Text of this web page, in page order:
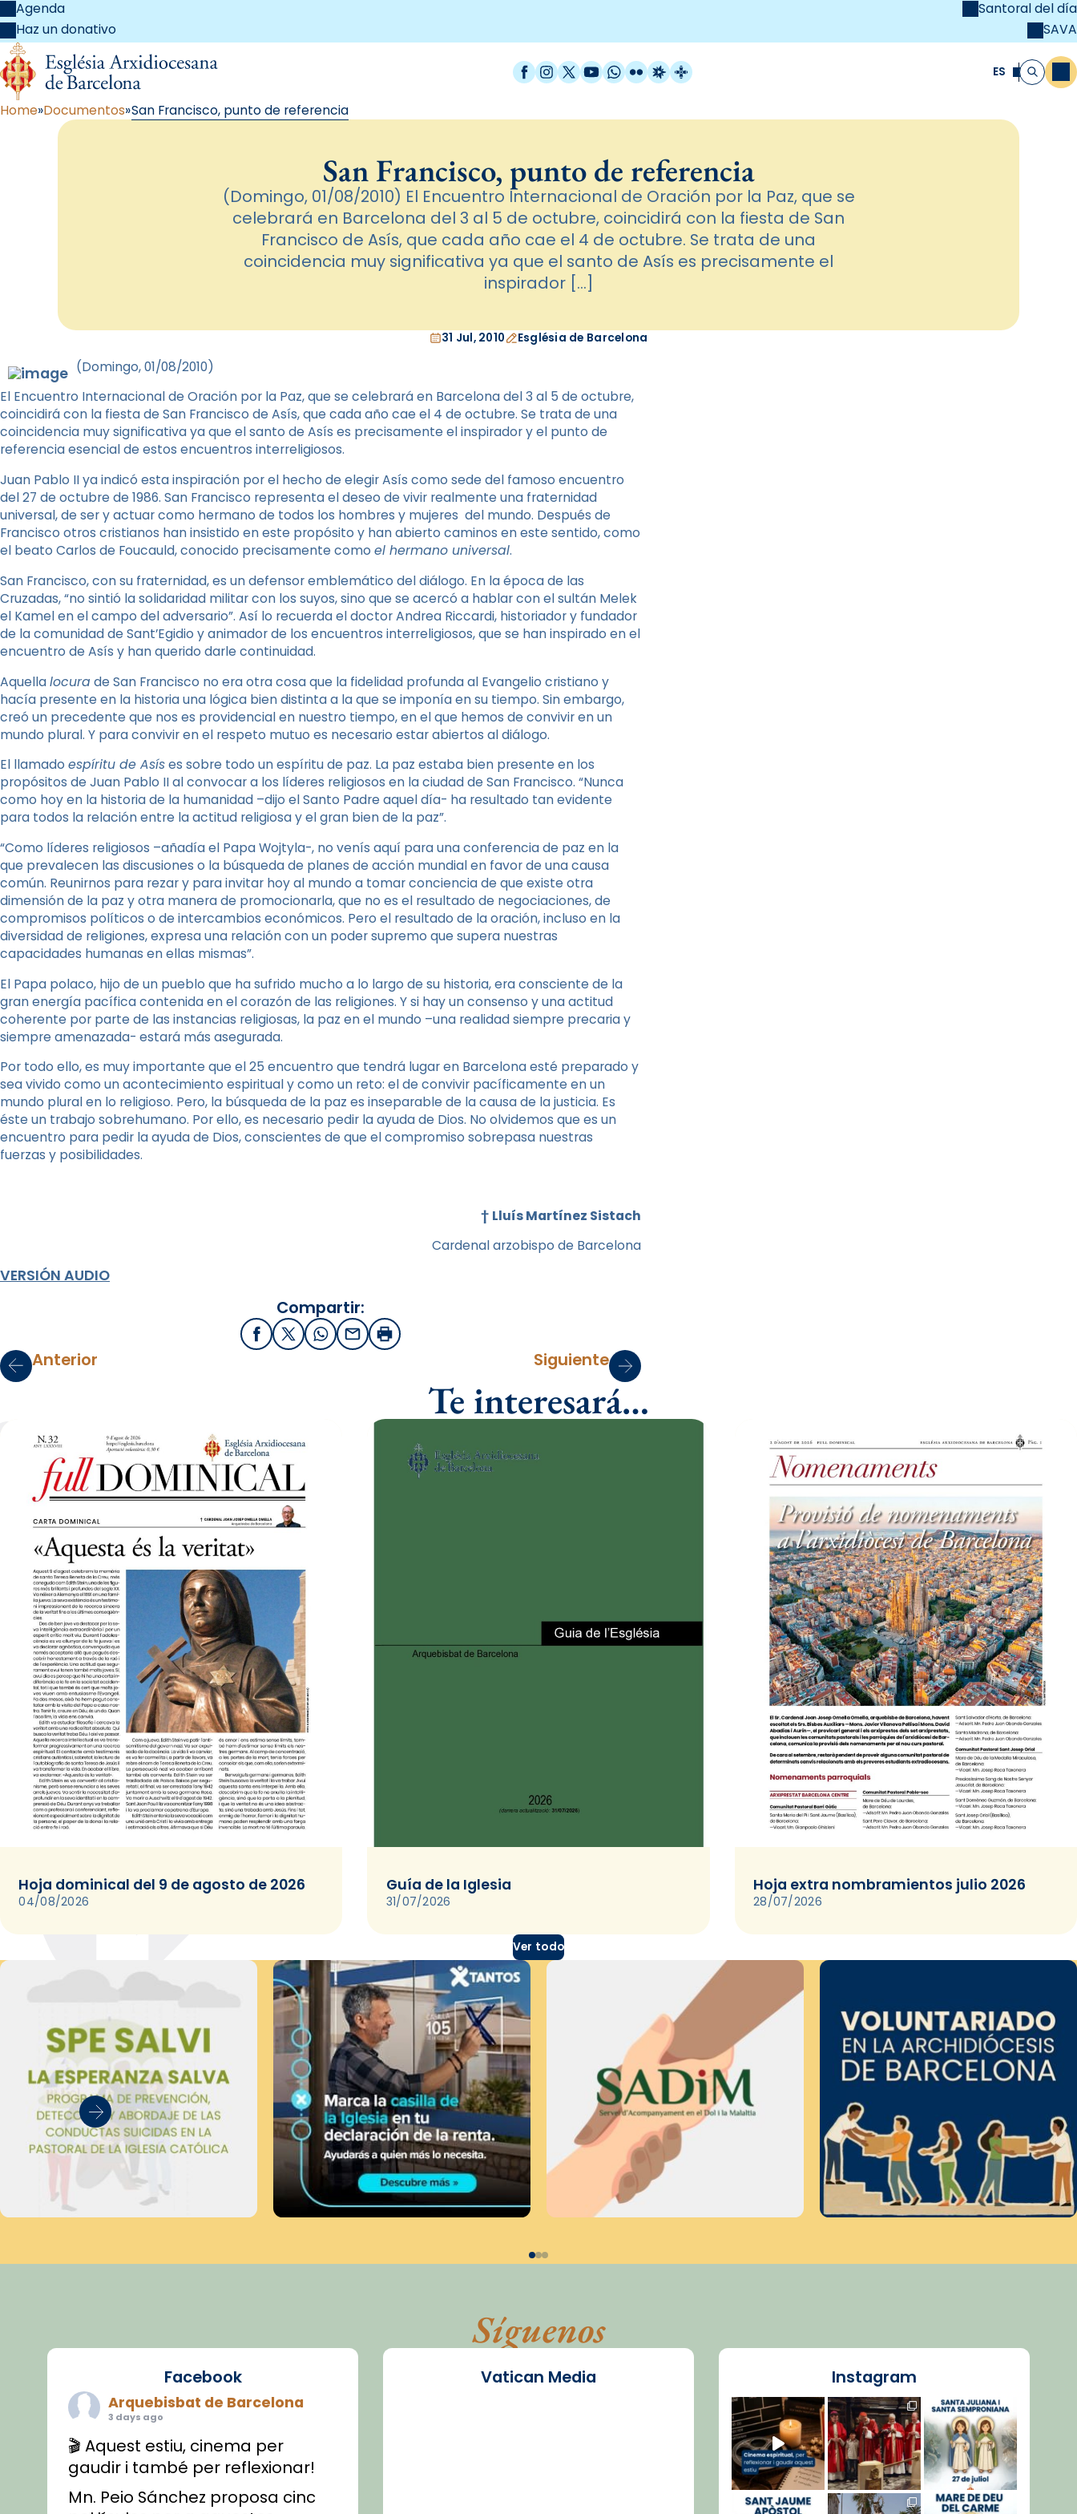
Agenda
Haz un donativo
Santoral del día
SAVA
Facebook
Instagram
X / Twitter
YouTube
WhatsApp
FlickrRadio Estel
Catalunya Cristiana ES Buscar
Home Documentos San Francisco, punto de referencia
San Francisco, punto de referencia
(Domingo, 01/08/2010) El Encuentro Internacional de Oración por la Paz, que se
celebrará en Barcelona del 3 al 5 de octubre, coincidirá con la fiesta de San
Francisco de Asís, que cada año cae el 4 de octubre. Se trata de una
coincidencia muy significativa ya que el santo de Asís es precisamente el
inspirador […]
31 Jul, 2010 Església de Barcelona
(Domingo, 01/08/2010)
El Encuentro Internacional de Oración por la Paz, que se celebrará en Barcelona del 3 al 5 de octubre,
coincidirá con la fiesta de San Francisco de Asís, que cada año cae el 4 de octubre. Se trata de una
coincidencia muy significativa ya que el santo de Asís es precisamente el inspirador y el punto de
referencia esencial de estos encuentros interreligiosos.
Juan Pablo II ya indicó esta inspiración por el hecho de elegir Asís como sede del famoso encuentro
del 27 de octubre de 1986. San Francisco representa el deseo de vivir realmente una fraternidad
universal, de ser y actuar como hermano de todos los hombres y mujeres del mundo. Después de
Francisco otros cristianos han insistido en este propósito y han abierto caminos en este sentido, como
el beato Carlos de Foucauld, conocido precisamente como el hermano universal.
San Francisco, con su fraternidad, es un defensor emblemático del diálogo. En la época de las
Cruzadas, “no sintió la solidaridad militar con los suyos, sino que se acercó a hablar con el sultán Melek
el Kamel en el campo del adversario”. Así lo recuerda el doctor Andrea Riccardi, historiador y fundador
de la comunidad de Sant’Egidio y animador de los encuentros interreligiosos, que se han inspirado en el
encuentro de Asís y han querido darle continuidad.
Aquellalocura de San Francisco no era otra cosa que la fidelidad profunda al Evangelio cristiano y
hacía presente en la historia una lógica bien distinta a la que se imponía en su tiempo. Sin embargo,
creó un precedente que nos es providencial en nuestro tiempo, en el que hemos de convivir en un
mundo plural. Y para convivir en el respeto mutuo es necesario estar abiertos al diálogo.
El llamado espíritu de Asíses sobre todo un espíritu de paz. La paz estaba bien presente en los
propósitos de Juan Pablo II al convocar a los líderes religiosos en la ciudad de San Francisco. “Nunca
como hoy en la historia de la humanidad –dijo el Santo Padre aquel día- ha resultado tan evidente
para todos la relación entre la actitud religiosa y el gran bien de la paz”.
“Como líderes religiosos –añadía el Papa Wojtyla-, no venís aquí para una conferencia de paz en la
que prevalecen las discusiones o la búsqueda de planes de acción mundial en favor de una causa
común. Reunirnos para rezar y para invitar hoy al mundo a tomar conciencia de que existe otra
dimensión de la paz y otra manera de promocionarla, que no es el resultado de negociaciones, de
compromisos políticos o de intercambios económicos. Pero el resultado de la oración, incluso en la
diversidad de religiones, expresa una relación con un poder supremo que supera nuestras
capacidades humanas en ellas mismas”.
El Papa polaco, hijo de un pueblo que ha sufrido mucho a lo largo de su historia, era consciente de la
gran energía pacífica contenida en el corazón de las religiones. Y si hay un consenso y una actitud
coherente por parte de las instancias religiosas, la paz en el mundo –una realidad siempre precaria y
siempre amenazada- estará más asegurada.
Por todo ello, es muy importante que el 25 encuentro que tendrá lugar en Barcelona esté preparado y
sea vivido como un acontecimiento espiritual y como un reto: el de convivir pacíficamente en un
mundo plural en lo religioso. Pero, la búsqueda de la paz es inseparable de la causa de la justicia. Es
éste un trabajo sobrehumano. Por ello, es necesario pedir la ayuda de Dios. No olvidemos que es un
encuentro para pedir la ayuda de Dios, conscientes de que el compromiso sobrepasa nuestras
fuerzas y posibilidades.
† Lluís Martínez Sistach
Cardenal arzobispo de Barcelona
VERSIÓN AUDIO
Compartir:
FacebookX / Twitter
WhatsApp
EmailImprimir
Anterior Siguiente
Te interesará…
Hoja dominical del 9 de agosto de 2026
04/08/2026
Guía de la Iglesia
31/07/2026
Hoja extra nombramientos julio 2026
28/07/2026
Ver todo
Síguenos
Facebook
Arquebisbat de Barcelona
3 days ago
🎬 Aquest estiu, cinema per
gaudir i també per reflexionar!
Mn. Peio Sánchez proposa cinc
Vatican Media Instagram